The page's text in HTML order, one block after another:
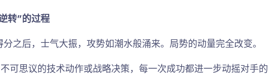
转”的过程
分之后，士气大振，攻势如潮水般涌来。局势的动量完全改变。
可思议的技术动作或战略决策，每一次成功都进一步动摇对手的